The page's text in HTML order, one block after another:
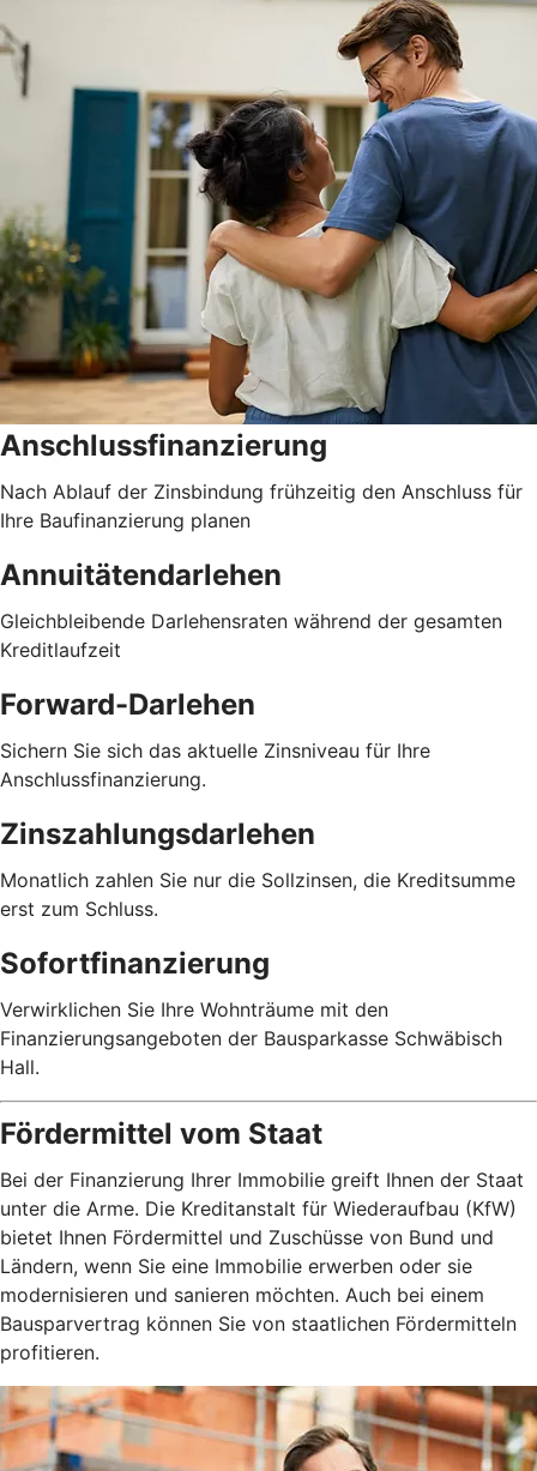
Anschlussfinanzierung
Nach Ablauf der Zinsbindung frühzeitig den Anschluss für
Ihre Baufinanzierung planen
Annuitätendarlehen
Gleichbleibende Darlehensraten während der gesamten
Kreditlaufzeit
Forward-Darlehen
Sichern Sie sich das aktuelle Zinsniveau für Ihre
Anschlussfinanzierung.
Zinszahlungsdarlehen
Monatlich zahlen Sie nur die Sollzinsen, die Kreditsumme
erst zum Schluss.
Sofortfinanzierung
Verwirklichen Sie Ihre Wohnträume mit den
Finanzierungsangeboten der Bausparkasse Schwäbisch
Hall.
Fördermittel vom Staat
Bei der Finanzierung Ihrer Immobilie greift Ihnen der Staat
unter die Arme. Die Kreditanstalt für Wiederaufbau (KfW)
bietet Ihnen Fördermittel und Zuschüsse von Bund und
Ländern, wenn Sie eine Immobilie erwerben oder sie
modernisieren und sanieren möchten. Auch bei einem
Bausparvertrag können Sie von staatlichen Fördermitteln
profitieren.